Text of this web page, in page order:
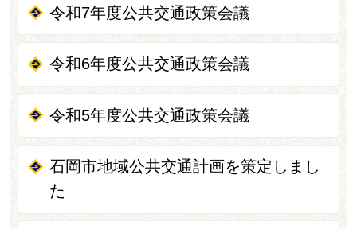
令和7年度公共交通政策会議
令和6年度公共交通政策会議
令和5年度公共交通政策会議
石岡市地域公共交通計画を策定しまし
た